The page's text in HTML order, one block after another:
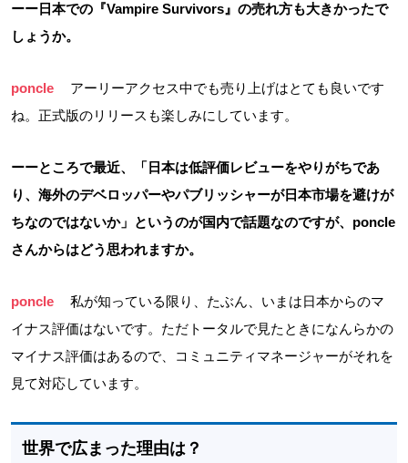
ーー日本での『Vampire Survivors』の売れ方も大きかったで
しょうか。
poncle
アーリーアクセス中でも売り上げはとても良いです
ね。正式版のリリースも楽しみにしています。
ーーところで最近、「日本は低評価レビューをやりがちであ
り、海外のデベロッパーやパブリッシャーが日本市場を避けが
ちなのではないか」というのが国内で話題なのですが、poncle
さんからはどう思われますか。
poncle
私が知っている限り、たぶん、いまは日本からのマ
イナス評価はないです。ただトータルで見たときになんらかの
マイナス評価はあるので、コミュニティマネージャーがそれを
見て対応しています。
世界で広まった理由は？